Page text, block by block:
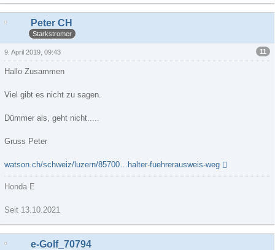
Peter CH
Starkstromer
11
9. April 2019, 09:43
Hallo Zusammen
Viel gibt es nicht zu sagen.
Dümmer als, geht nicht.....
Gruss Peter
watson.ch/schweiz/luzern/85700…halter-fuehrerausweis-weg
Honda E
Seit 13.10.2021
e-Golf_70794